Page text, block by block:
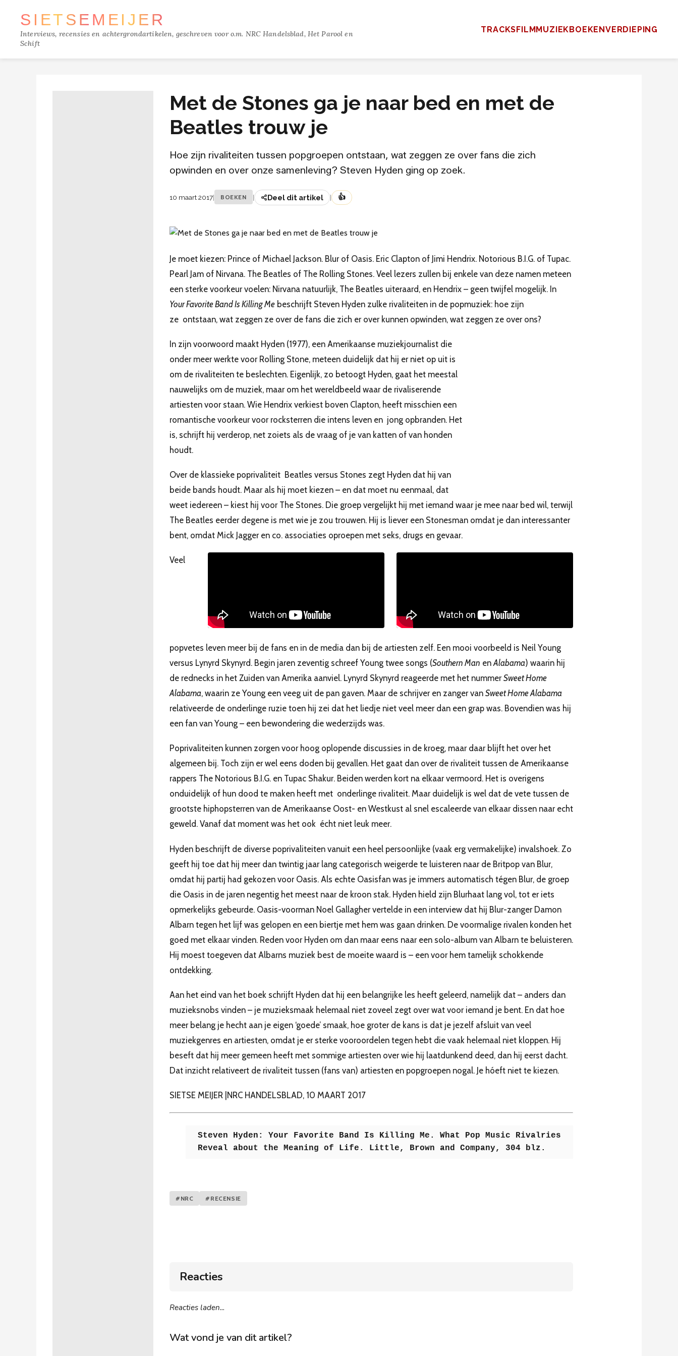
SIETSE MEIJER
Interviews, recensies en achtergrondartikelen, geschreven voor o.m. NRC Handelsblad, Het Parool en
Schift
TRACKSFILMMUZIEKBOEKENVERDIEPING
Met de Stones ga je naar bed en met de
Beatles trouw je
Hoe zijn rivaliteiten tussen popgroepen ontstaan, wat zeggen ze over fans die zich
opwinden en over onze samenleving? Steven Hyden ging op zoek.
10 maart 2017| BOEKEN | Deel dit artikel | 👍
Je moet kiezen: Prince of Michael Jackson. Blur of Oasis. Eric Clapton of Jimi Hendrix. Notorious B.I.G. of Tupac.
Pearl Jam of Nirvana. The Beatles of The Rolling Stones. Veel lezers zullen bij enkele van deze namen meteen
een sterke voorkeur voelen: Nirvana natuurlijk, The Beatles uiteraard, en Hendrix – geen twijfel mogelijk. In
Your Favorite Band Is Killing Me beschrijft Steven Hyden zulke rivaliteiten in de popmuziek: hoe zijn
ze ontstaan, wat zeggen ze over de fans die zich er over kunnen opwinden, wat zeggen ze over ons?
In zijn voorwoord maakt Hyden (1977), een Amerikaanse muziekjournalist die
onder meer werkte voor Rolling Stone, meteen duidelijk dat hij er niet op uit is
om de rivaliteiten te beslechten. Eigenlijk, zo betoogt Hyden, gaat het meestal
nauwelijks om de muziek, maar om het wereldbeeld waar de rivaliserende
artiesten voor staan. Wie Hendrix verkiest boven Clapton, heeft misschien een
romantische voorkeur voor rocksterren die intens leven en jong opbranden. Het
is, schrijft hij verderop, net zoiets als de vraag of je van katten of van honden
houdt.
Over de klassieke poprivaliteit Beatles versus Stones zegt Hyden dat hij van
beide bands houdt. Maar als hij moet kiezen – en dat moet nu eenmaal, dat
weet iedereen – kiest hij voor The Stones. Die groep vergelijkt hij met iemand waar je mee naar bed wil, terwijl
The Beatles eerder degene is met wie je zou trouwen. Hij is liever een Stonesman omdat je dan interessanter
bent, omdat Mick Jagger en co. associaties oproepen met seks, drugs en gevaar.
Veel
popvetes leven meer bij de fans en in de media dan bij de artiesten zelf. Een mooi voorbeeld is Neil Young
versus Lynyrd Skynyrd. Begin jaren zeventig schreef Young twee songs (Southern Man enAlabama) waarin hij
de rednecks in het Zuiden van Amerika aanviel. Lynyrd Skynyrd reageerde met het nummerSweet Home
Alabama, waarin ze Young een veeg uit de pan gaven. Maar de schrijver en zanger van Sweet Home Alabama
relativeerde de onderlinge ruzie toen hij zei dat het liedje niet veel meer dan een grap was. Bovendien was hij
een fan van Young – een bewondering die wederzijds was.
Poprivaliteiten kunnen zorgen voor hoog oplopende discussies in de kroeg, maar daar blijft het over het
algemeen bij. Toch zijn er wel eens doden bij gevallen. Het gaat dan over de rivaliteit tussen de Amerikaanse
rappers The Notorious B.I.G. en Tupac Shakur. Beiden werden kort na elkaar vermoord. Het is overigens
onduidelijk of hun dood te maken heeft met onderlinge rivaliteit. Maar duidelijk is wel dat de vete tussen de
grootste hiphopsterren van de Amerikaanse Oost- en Westkust al snel escaleerde van elkaar dissen naar echt
geweld. Vanaf dat moment was het ook écht niet leuk meer.
Hyden beschrijft de diverse poprivaliteiten vanuit een heel persoonlijke (vaak erg vermakelijke) invalshoek. Zo
geeft hij toe dat hij meer dan twintig jaar lang categorisch weigerde te luisteren naar de Britpop van Blur,
omdat hij partij had gekozen voor Oasis. Als echte Oasisfan was je immers automatisch tégen Blur, de groep
die Oasis in de jaren negentig het meest naar de kroon stak. Hyden hield zijn Blurhaat lang vol, tot er iets
opmerkelijks gebeurde. Oasis-voorman Noel Gallagher vertelde in een interview dat hij Blur-zanger Damon
Albarn tegen het lijf was gelopen en een biertje met hem was gaan drinken. De voormalige rivalen konden het
goed met elkaar vinden. Reden voor Hyden om dan maar eens naar een solo-album van Albarn te beluisteren.
Hij moest toegeven dat Albarns muziek best de moeite waard is – een voor hem tamelijk schokkende
ontdekking.
Aan het eind van het boek schrijft Hyden dat hij een belangrijke les heeft geleerd, namelijk dat – anders dan
muzieksnobs vinden – je muzieksmaak helemaal niet zoveel zegt over wat voor iemand je bent. En dat hoe
meer belang je hecht aan je eigen ‘goede’ smaak, hoe groter de kans is dat je jezelf afsluit van veel
muziekgenres en artiesten, omdat je er sterke vooroordelen tegen hebt die vaak helemaal niet kloppen. Hij
beseft dat hij meer gemeen heeft met sommige artiesten over wie hij laatdunkend deed, dan hij eerst dacht.
Dat inzicht relativeert de rivaliteit tussen (fans van) artiesten en popgroepen nogal. Je hóeft niet te kiezen.
SIETSE MEIJER |NRC HANDELSBLAD, 10 MAART 2017
Steven Hyden: Your Favorite Band Is Killing Me. What Pop Music Rivalries
Reveal about the Meaning of Life. Little, Brown and Company, 304 blz.
#NRC #RECENSIE
Reacties
Reacties laden...
Wat vond je van dit artikel?